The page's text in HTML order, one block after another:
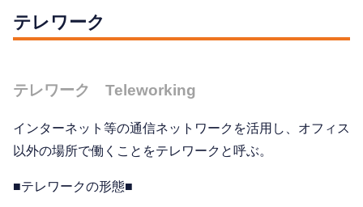
テレワーク
テレワーク Teleworking
インターネット等の通信ネットワークを活用し、オフィス
以外の場所で働くことをテレワークと呼ぶ。
■テレワークの形態■